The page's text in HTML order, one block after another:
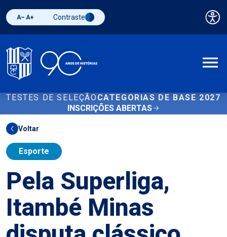
Diminuir fonte
Aumentar fonteAlternar contraste
Contraste
TESTES DE SELEÇÃO CATEGORIAS DE BASE 2027
INSCRIÇÕES ABERTAS
Voltar
Esporte
Pela Superliga,
Itambé Minas